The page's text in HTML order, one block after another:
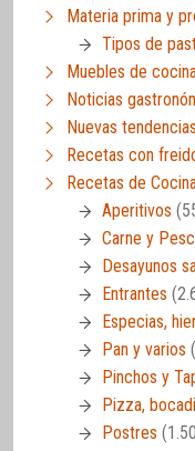
Materia prima y
Tipos de
Muebles de
Noticias
Nuevas tendencias
Recetas con
Recetas de
Aperitivos
Carne y
Desayunos
Entrantes
Especias,
Pan y varios
Pinchos y
Pizza,
Postres